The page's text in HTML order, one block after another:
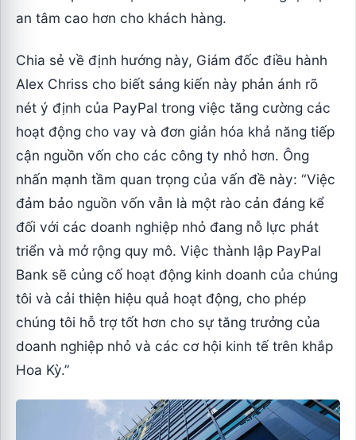
an tâm cao hơn cho khách hàng.
Chia sẻ về định hướng này, Giám đốc điều hành
Alex Chriss cho biết sáng kiến này phản ánh rõ
nét ý định của PayPal trong việc tăng cường các
hoạt động cho vay và đơn giản hóa khả năng tiếp
cận nguồn vốn cho các công ty nhỏ hơn. Ông
nhấn mạnh tầm quan trọng của vấn đề này: “Việc
đảm bảo nguồn vốn vẫn là một rào cản đáng kể
đối với các doanh nghiệp nhỏ đang nỗ lực phát
triển và mở rộng quy mô. Việc thành lập PayPal
Bank sẽ củng cố hoạt động kinh doanh của chúng
tôi và cải thiện hiệu quả hoạt động, cho phép
chúng tôi hỗ trợ tốt hơn cho sự tăng trưởng của
doanh nghiệp nhỏ và các cơ hội kinh tế trên khắp
Hoa Kỳ.”